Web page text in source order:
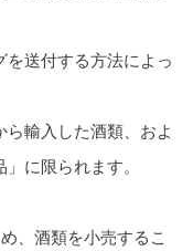
送付する方法によっ
輸入した酒類、およ
に限られます。
、酒類を小売するこ